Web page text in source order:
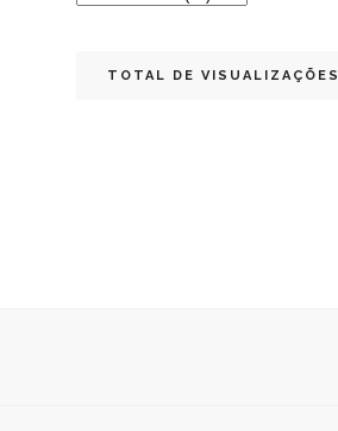
TOTAL DE VISUALIZAÇÕES